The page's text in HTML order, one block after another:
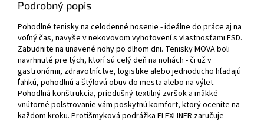
Podrobný popis
Pohodlné tenisky na celodenné nosenie - ideálne do práce aj na
voľný čas, navyše v nekovovom vyhotovení s vlastnosťami ESD.
Zabudnite na unavené nohy po dlhom dni. Tenisky MOVA boli
navrhnuté pre tých, ktorí sú celý deň na nohách - či už v
gastronómii, zdravotníctve, logistike alebo jednoducho hľadajú
ľahkú, pohodlnú a štýlovú obuv do mesta alebo na výlet.
Pohodlná konštrukcia, priedušný textilný zvršok a mäkké
vnútorné polstrovanie vám poskytnú komfort, ktorý oceníte na
každom kroku. Protišmyková podrážka FLEXLINER zaručuje